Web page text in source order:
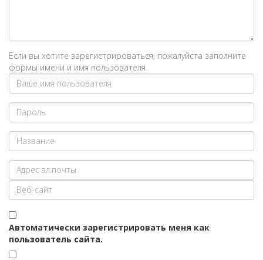
Если вы хотите зарегистрироваться, пожалуйста заполните
формы имени и имя пользователя.
Автоматически зарегистрировать меня как
пользователь сайта.